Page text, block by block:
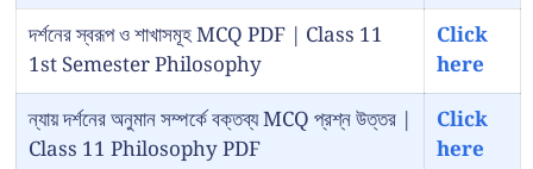
দর্শনের স্বরূপ ও শাখাসমূহ MCQ PDF | Class 11
1st Semester Philosophy
Click
here
ন্যায় দর্শনের অনুমান সম্পর্কে বক্তব্য MCQ প্রশ্ন উত্তর |
Class 11 Philosophy PDF
Click
here